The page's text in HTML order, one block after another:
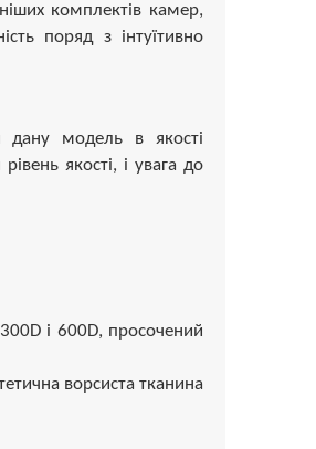
комплектів камер,
поряд з інтуїтивно
дану модель в якості
якості, і увага до
і 600D, просочений
ворсиста тканина